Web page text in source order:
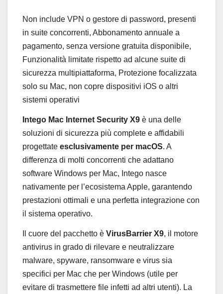
Non include VPN o gestore di password, presenti
in suite concorrenti, Abbonamento annuale a
pagamento, senza versione gratuita disponibile,
Funzionalità limitate rispetto ad alcune suite di
sicurezza multipiattaforma, Protezione focalizzata
solo su Mac, non copre dispositivi iOS o altri
sistemi operativi
Intego Mac Internet Security X9 è una delle
soluzioni di sicurezza più complete e affidabili
progettate esclusivamente per macOS. A
differenza di molti concorrenti che adattano
software Windows per Mac, Intego nasce
nativamente per l’ecosistema Apple, garantendo
prestazioni ottimali e una perfetta integrazione con
il sistema operativo.
Il cuore del pacchetto è VirusBarrier X9, il motore
antivirus in grado di rilevare e neutralizzare
malware, spyware, ransomware e virus sia
specifici per Mac che per Windows (utile per
evitare di trasmettere file infetti ad altri utenti). La